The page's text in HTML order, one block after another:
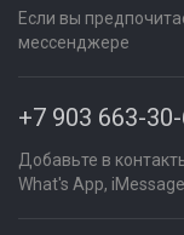
Если вы
мессенджере
+7 903 663-
Добавьте в
What's App,